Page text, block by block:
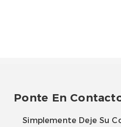
Ponte En
Simplemente Deje Su